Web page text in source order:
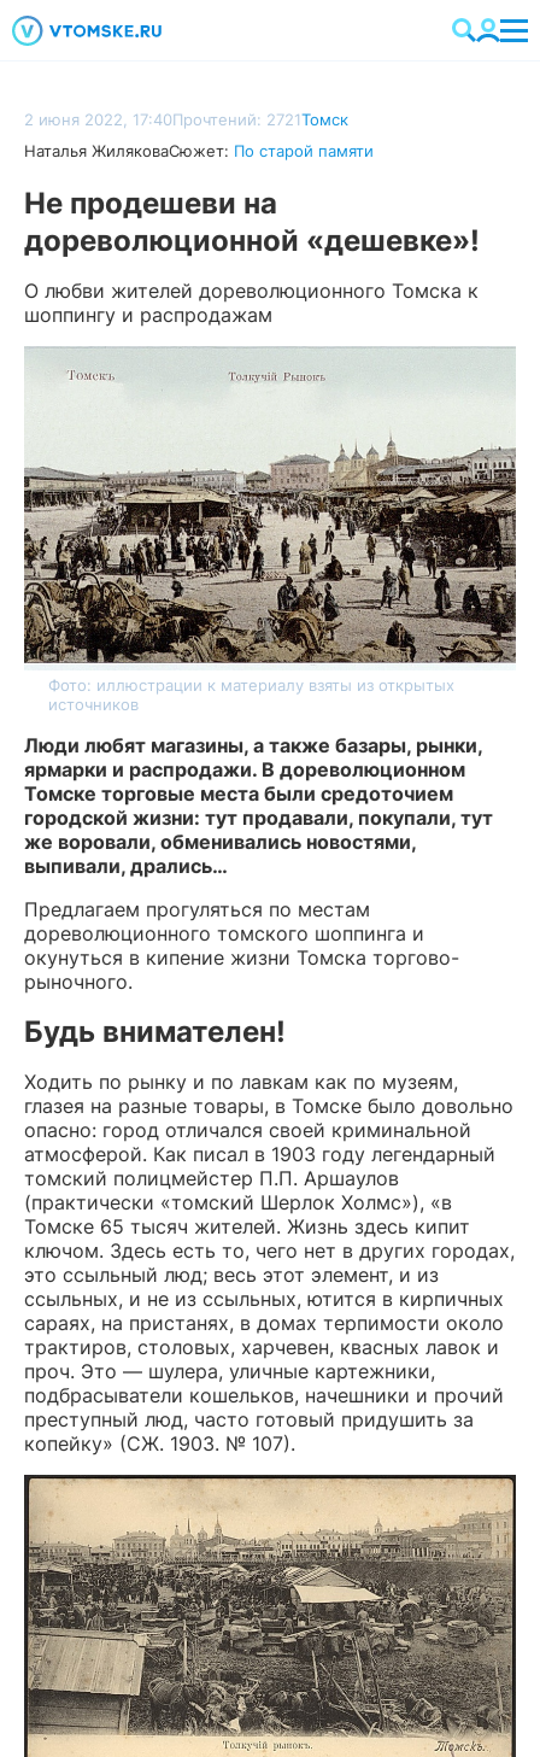
2 июня 2022, 17:40Прочтений: 2721Томск
Наталья ЖиляковаСюжет: По старой памяти
Не продешеви на
дореволюционной «дешевке»!
О любви жителей дореволюционного Томска к
шоппингу и распродажам
Фото: иллюстрации к материалу взяты из открытых
источников
Люди любят магазины, а также базары, рынки,
ярмарки и распродажи. В дореволюционном
Томске торговые места были средоточием
городской жизни: тут продавали, покупали, тут
же воровали, обменивались новостями,
выпивали, дрались…
Предлагаем прогуляться по местам
дореволюционного томского шоппинга и
окунуться в кипение жизни Томска торгово-
рыночного.
Будь внимателен!
Ходить по рынку и по лавкам как по музеям,
глазея на разные товары, в Томске было довольно
опасно: город отличался своей криминальной
атмосферой. Как писал в 1903 году легендарный
томский полицмейстер П.П. Аршаулов
(практически «томский Шерлок Холмс»), «в
Томске 65 тысяч жителей. Жизнь здесь кипит
ключом. Здесь есть то, чего нет в других городах,
это ссыльный люд; весь этот элемент, и из
ссыльных, и не из ссыльных, ютится в кирпичных
сараях, на пристанях, в домах терпимости около
трактиров, столовых, харчевен, квасных лавок и
проч. Это — шулера, уличные картежники,
подбрасыватели кошельков, начешники и прочий
преступный люд, часто готовый придушить за
копейку» (СЖ. 1903. № 107).